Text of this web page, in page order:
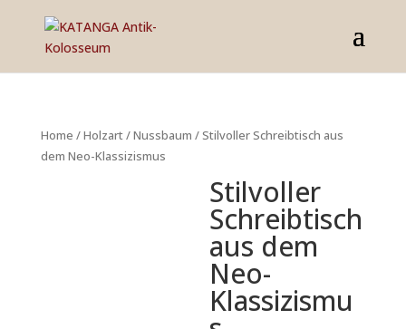
Home /Holzart/Nussbaum / Stilvoller Schreibtisch aus
dem Neo-Klassizismus
Stilvoller
Schreibtisch
aus dem
Neo-
Klassizismu